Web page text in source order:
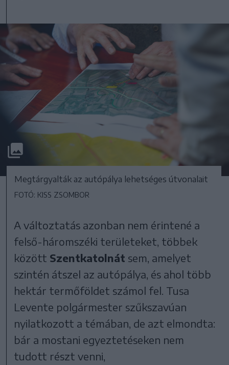
Megtárgyalták az autópálya lehetséges útvonalait
FOTÓ: KISS ZSOMBOR
A változtatás azonban nem érintené a
felső-háromszéki területeket, többek
között Szentkatolnát sem, amelyet
szintén átszel az autópálya, és ahol több
hektár termőföldet számol fel. Tusa
Levente polgármester szűkszavúan
nyilatkozott a témában, de azt elmondta:
bár a mostani egyeztetéseken nem
tudott részt venni,